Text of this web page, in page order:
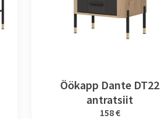
Öökapp Dante DT22
antratsiit
158 €